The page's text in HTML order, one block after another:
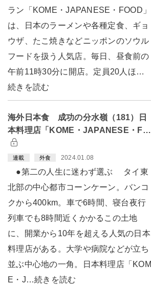
ラン「KOME・JAPANESE・FOOD」
は、日本のラーメンや各種定食、ギョ
ウザ、たこ焼きなどニッポンのソウル
フードを扱う人気店。毎日、昼食前の
午前11時30分に開店。定員20人ほ…
続きを読む
海外日本食 成功の分水嶺（181）日
本料理店「KOME・JAPANESE・F…
連載 外食 2024.01.08
●第二の人生に迷わず選ぶ タイ東
北部の中心都市コーンケーン。バンコ
クから400km。車で6時間、寝台夜行
列車でも8時間近くかかるこの土地
に、開業から10年を超える人気の日本
料理店がある。大学や病院などが立ち
並ぶ中心地の一角。日本料理店「KOM
E・J…続きを読む